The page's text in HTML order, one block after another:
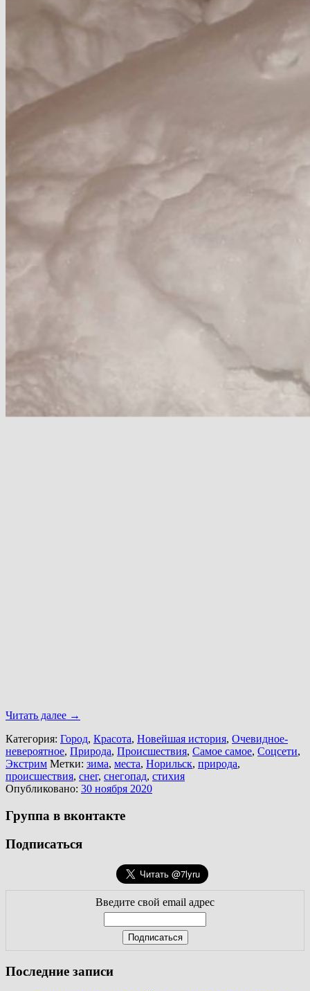
Читать далее →
Категория: Город, Красота, Новейшая история, Очевидное-
невероятное, Природа, Происшествия, Самое самое, Соцсети,
Экстрим Метки: зима, места, Норильск, природа,
происшествия, снег, снегопад, стихия
Опубликовано: 30 ноября 2020
Группа в вконтакте
Подписаться
Введите свой email адрес
Последние записи